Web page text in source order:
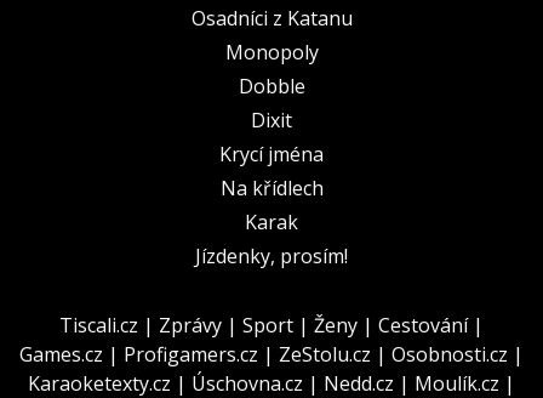
Osadníci z Katanu
Monopoly
Dobble
Dixit
Krycí jména
Na křídlech
Karak
Jízdenky, prosím!
Tiscali.cz | Zprávy | Sport | Ženy | Cestování|
Games.cz | Profigamers.cz | ZeStolu.cz | Osobnosti.cz |
Karaoketexty.cz | Úschovna.cz | Nedd.cz | Moulík.cz |